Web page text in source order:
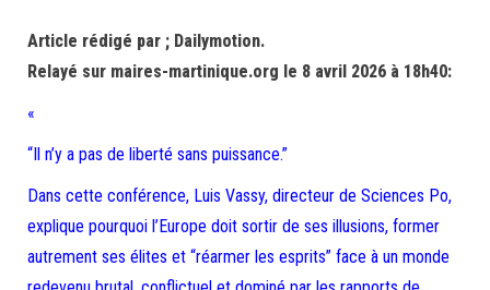
Article rédigé par ; Dailymotion.
Relayé sur maires-martinique.org le 8 avril 2026 à 18h40:
«
“Il n’y a pas de liberté sans puissance.”
Dans cette conférence, Luis Vassy, directeur de Sciences Po,
explique pourquoi l’Europe doit sortir de ses illusions, former
autrement ses élites et “réarmer les esprits” face à un monde